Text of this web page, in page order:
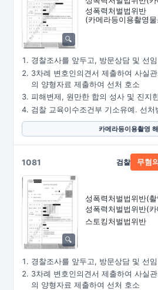
성폭력처벌법위반
(카메라등이용촬영
경찰조사를 앞두고, 방문상담 및 선임
3차례 변호인의견서 제출하여 사실
의 양형자료 제출하여 선처 호소
피해변제, 원만한 합의 성사 및 진지
검찰 교육이수조건부 기소유예. 선처
카메라등이용촬영
1081
성폭력처벌법위반(
성폭력처벌법위반(
스토킹처벌법위반
검찰 무혐
경찰조사를 앞두고, 방문상담 및 선임
3차례 변호인의견서 제출하여 사실
의 양형자료 제출하여 선처 호소